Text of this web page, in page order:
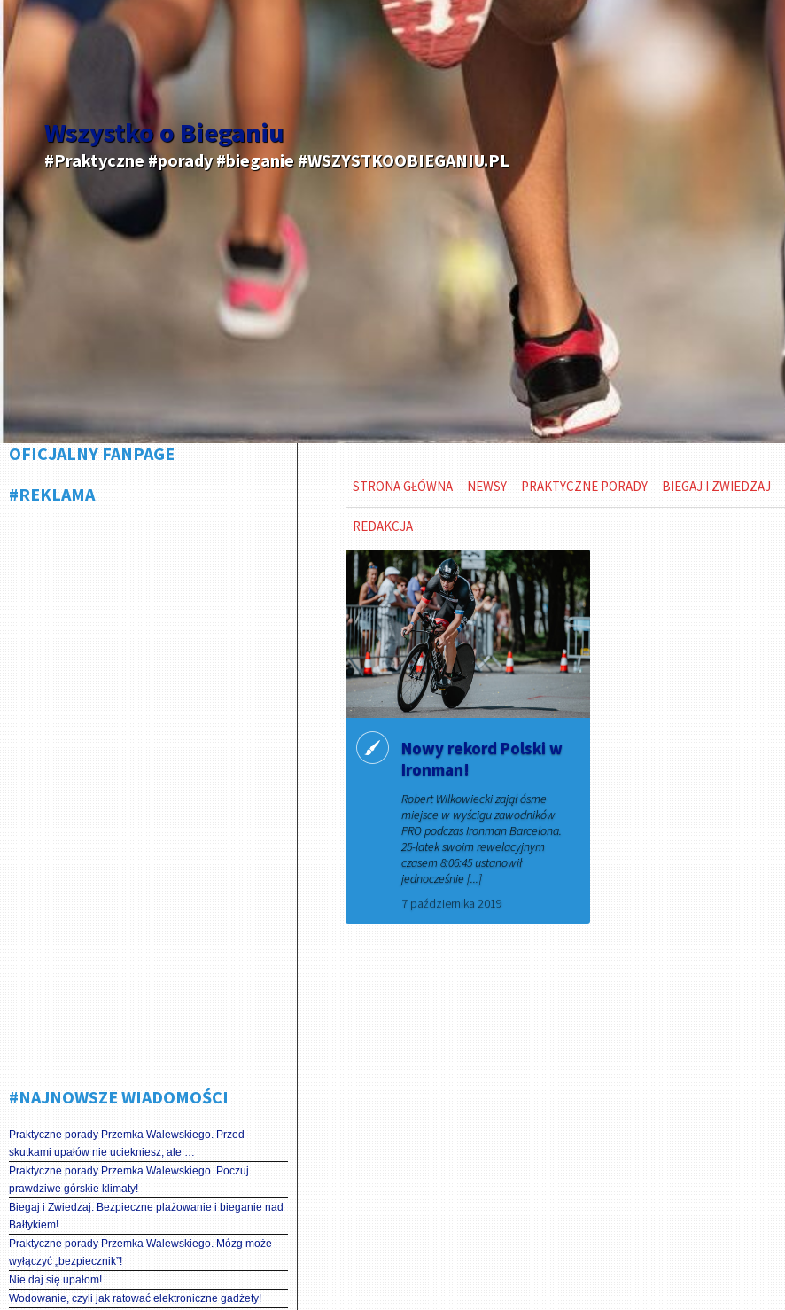
Wszystko o Bieganiu
#Praktyczne #porady #bieganie #WSZYSTKOOBIEGANIU.PL
OFICJALNY FANPAGE
#REKLAMA
#NAJNOWSZE WIADOMOŚCI
Praktyczne porady Przemka Walewskiego. Przed
skutkami upałów nie uciekniesz, ale …
Praktyczne porady Przemka Walewskiego. Poczuj
prawdziwe górskie klimaty!
Biegaj i Zwiedzaj. Bezpieczne plażowanie i bieganie nad
Bałtykiem!
Praktyczne porady Przemka Walewskiego. Mózg może
wyłączyć „bezpiecznik”!
Nie daj się upałom!
Wodowanie, czyli jak ratować elektroniczne gadżety!
STRONA GŁÓWNA NEWSY PRAKTYCZNE PORADY BIEGAJ I ZWIEDZAJ
REDAKCJA
Nowy rekord Polski w
Ironman!
Robert Wilkowiecki zajął ósme
miejsce w wyścigu zawodników
PRO podczas Ironman Barcelona.
25-latek swoim rewelacyjnym
czasem 8:06:45 ustanowił
jednocześnie [...]
7 października 2019